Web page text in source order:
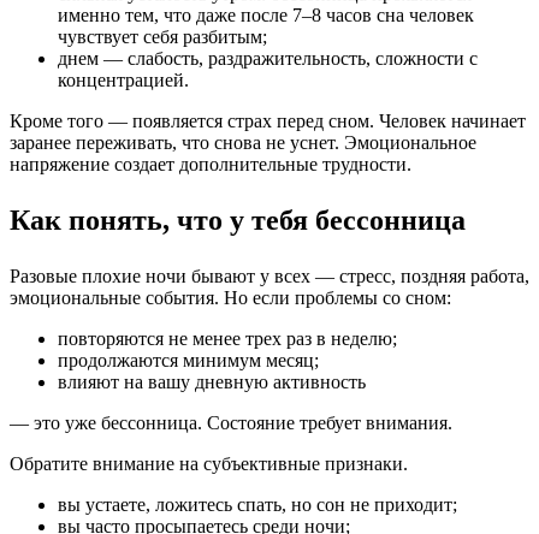
именно тем, что даже после 7–8 часов сна человек
чувствует себя разбитым;
днем — слабость, раздражительность, сложности с
концентрацией.
Кроме того — появляется страх перед сном. Человек начинает
заранее переживать, что снова не уснет. Эмоциональное
напряжение создает дополнительные трудности.
Как понять, что у тебя бессонница
Разовые плохие ночи бывают у всех — стресс, поздняя работа,
эмоциональные события. Но если проблемы со сном:
повторяются не менее трех раз в неделю;
продолжаются минимум месяц;
влияют на вашу дневную активность
— это уже бессонница. Состояние требует внимания.
Обратите внимание на субъективные признаки.
вы устаете, ложитесь спать, но сон не приходит;
вы часто просыпаетесь среди ночи;